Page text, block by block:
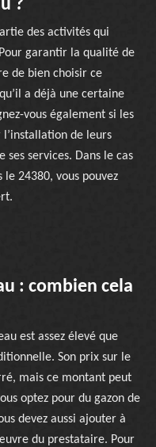
?
des activités qui
garantir la qualité de
de bien choisir ce
a déjà une certaine
vous également si les
de leurs
ses services. Dans le cas
le 24380, vous pouvez
: combien cela
est assez élevé que
Son prix sur le
mais ce montant peut
optez pour du gazon de
devez aussi ajouter à
du prestataire. Pour